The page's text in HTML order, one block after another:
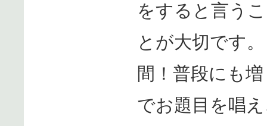
をすると言う
とが大切です
間！普段にも
でお題目を唱